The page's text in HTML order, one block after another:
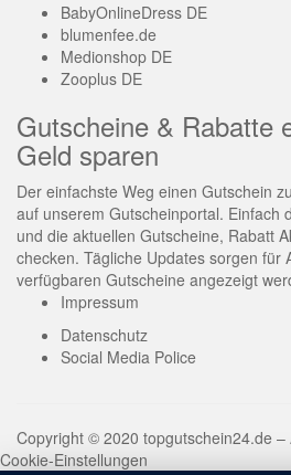
BabyOnlineDress DE
blumenfee.de
Medionshop DE
Zooplus DE
Gutscheine & Rabatte
Geld sparen
Der einfachste Weg einen Gutschein
auf unserem Gutscheinportal. Einfach
und die aktuellen Gutscheine, Rabatt
checken. Tägliche Updates sorgen für
verfügbaren Gutscheine angezeigt
Impressum
Datenschutz
Social Media Police
Copyright © 2020 topgutschein24.de
Cookie-Einstellungen